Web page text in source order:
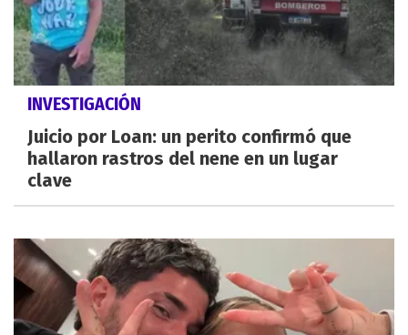
INVESTIGACIÓN
Juicio por Loan: un perito confirmó que
hallaron rastros del nene en un lugar
clave